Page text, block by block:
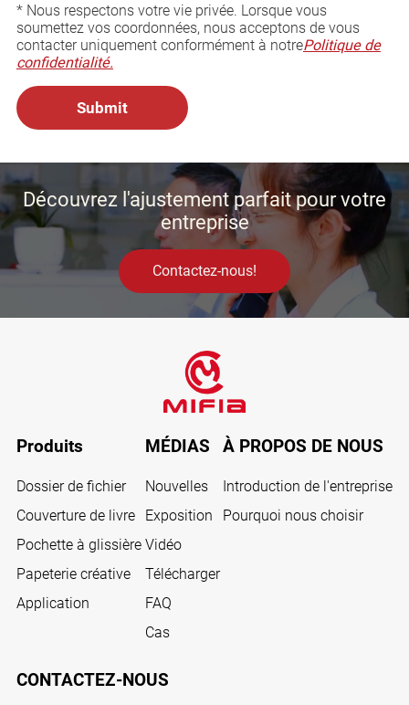
* Nous respectons votre vie privée. Lorsque vous
soumettez vos coordonnées, nous acceptons de vous
contacter uniquement conformément à notrePolitique de
confidentialité.
Découvrez l'ajustement parfait pour votre
entreprise
Contactez-nous!
Produits
Dossier de fichier
Couverture de livre
Pochette à glissière
Papeterie créative
Application
MÉDIAS
Nouvelles
Exposition
Vidéo
Télécharger
FAQ
Cas
À PROPOS DE NOUS
Introduction de l'entreprise
Pourquoi nous choisir
CONTACTEZ-NOUS